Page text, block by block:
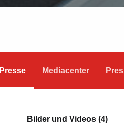
Presse Mediacenter
Bilder und Videos (4)